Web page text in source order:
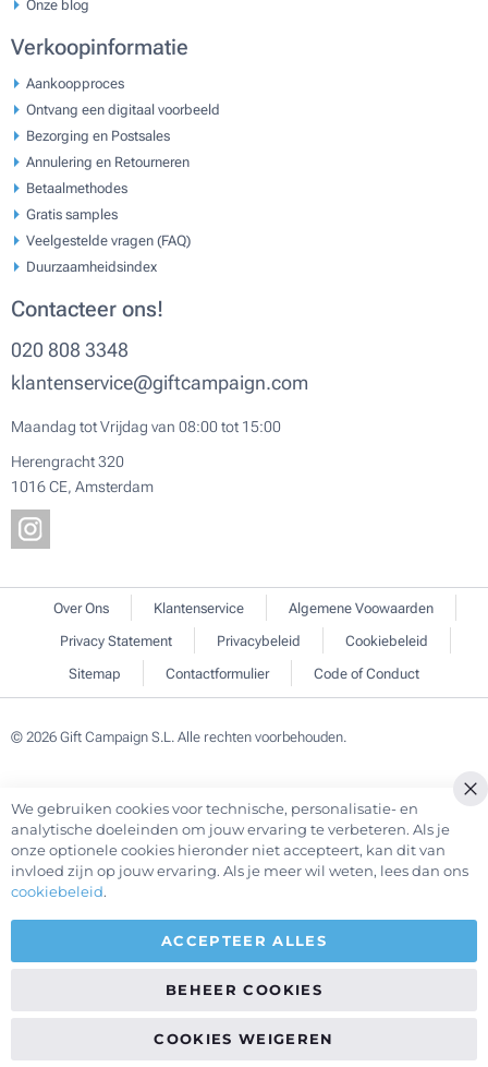
Onze blog
Verkoopinformatie
Aankoopproces
Ontvang een digitaal voorbeeld
Bezorging en Postsales
Annulering en Retourneren
Betaalmethodes
Gratis samples
Veelgestelde vragen (FAQ)
Duurzaamheidsindex
Contacteer ons!
020 808 3348
klantenservice@giftcampaign.com
Maandag tot Vrijdag van 08:00 tot 15:00
Herengracht 320
1016 CE, Amsterdam
Over Ons Klantenservice
Algemene Voowaarden
Privacy Statement
Privacybeleid
Cookiebeleid
Sitemap
Contactformulier Code of Conduct
© 2026 Gift Campaign S.L. Alle rechten voorbehouden.
We gebruiken cookies voor technische, personalisatie- en
analytische doeleinden om jouw ervaring te verbeteren. Als je
onze optionele cookies hieronder niet accepteert, kan dit van
invloed zijn op jouw ervaring. Als je meer wil weten, lees dan ons
cookiebeleid.
ACCEPTEER ALLES
BEHEER COOKIES
COOKIES WEIGEREN